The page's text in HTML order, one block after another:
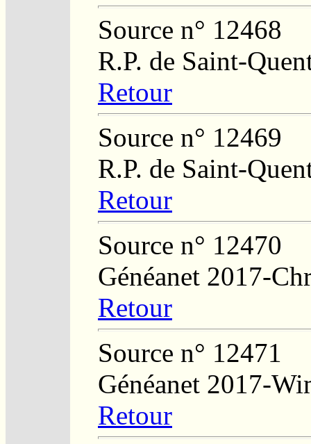
Source n° 12468
R.P. de Saint-
Retour
Source n° 12469
R.P. de Saint-
Retour
Source n° 12470
Généanet 2017-
Retour
Source n° 12471
Généanet 2017-
Retour